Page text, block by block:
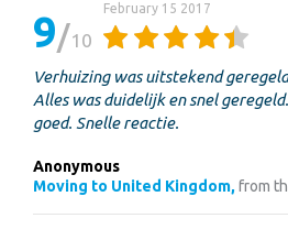
9 10
February 15 2017
Verhuizing was uitstekend
Alles was duidelijk en snel
goed. Snelle reactie.
Anonymous
Moving to United Kingdom,from